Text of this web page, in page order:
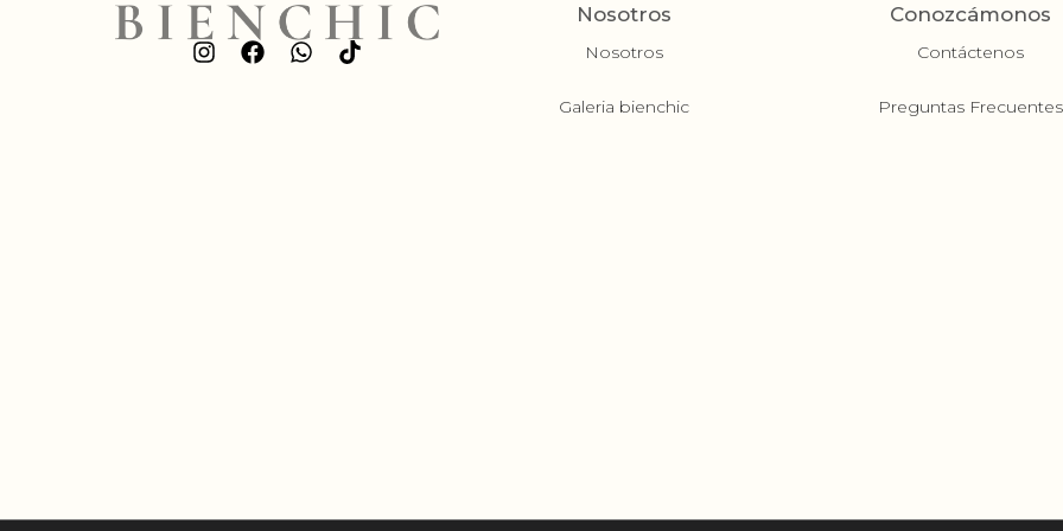
Nosotros
Nosotros
Galeria bienchic
Conozcámonos
Contáctenos
Preguntas Frecuentes